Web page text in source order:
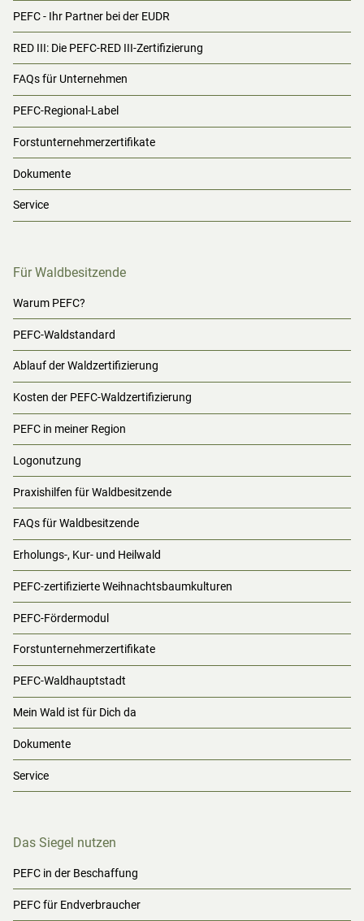
PEFC - Ihr Partner bei der EUDR
RED III: Die PEFC-RED III-Zertifizierung
FAQs für Unternehmen
PEFC-Regional-Label
Forstunternehmerzertifikate
Dokumente
Service
Für Waldbesitzende
Warum PEFC?
PEFC-Waldstandard
Ablauf der Waldzertifizierung
Kosten der PEFC-Waldzertifizierung
PEFC in meiner Region
Logonutzung
Praxishilfen für Waldbesitzende
FAQs für Waldbesitzende
Erholungs-, Kur- und Heilwald
PEFC-zertifizierte Weihnachtsbaumkulturen
PEFC-Fördermodul
Forstunternehmerzertifikate
PEFC-Waldhauptstadt
Mein Wald ist für Dich da
Dokumente
Service
Das Siegel nutzen
PEFC in der Beschaffung
PEFC für Endverbraucher